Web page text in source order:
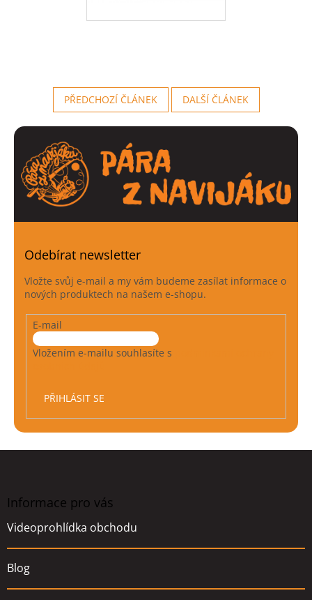
PŘEDCHOZÍ ČLÁNEK DALŠÍ ČLÁNEK
Odebírat newsletter
Vložte svůj e-mail a my vám budeme zasílat informace o
nových produktech na našem e-shopu.
E-mail
Vložením e-mailu souhlasíte s
PŘIHLÁSIT SE
Informace pro vás
Videoprohlídka obchodu
Blog